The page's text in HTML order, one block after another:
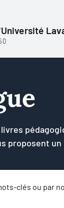
proposent un
clés ou par